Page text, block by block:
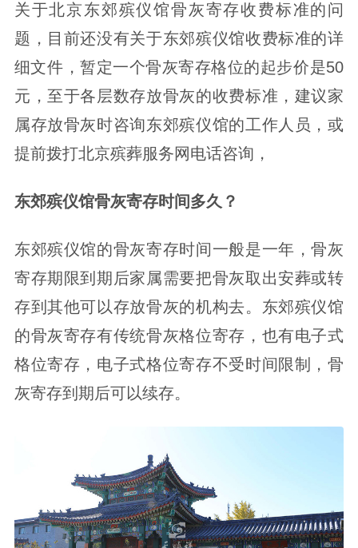
关于北京东郊殡仪馆骨灰寄存收费标准的问
题，目前还没有关于东郊殡仪馆收费标准的详
细文件，暂定一个骨灰寄存格位的起步价是50
元，至于各层数存放骨灰的收费标准，建议家
属存放骨灰时咨询东郊殡仪馆的工作人员，或
提前拨打北京殡葬服务网电话咨询，
东郊殡仪馆骨灰寄存时间多久？
东郊殡仪馆的骨灰寄存时间一般是一年，骨灰
寄存期限到期后家属需要把骨灰取出安葬或转
存到其他可以存放骨灰的机构去。东郊殡仪馆
的骨灰寄存有传统骨灰格位寄存，也有电子式
格位寄存，电子式格位寄存不受时间限制，骨
灰寄存到期后可以续存。